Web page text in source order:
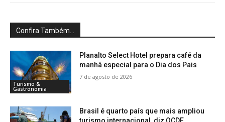
Confira Também...
Turismo &
Gastronomia
Planalto Select Hotel prepara café da
manhã especial para o Dia dos Pais
7 de agosto de 2026
Brasil é quarto país que mais ampliou